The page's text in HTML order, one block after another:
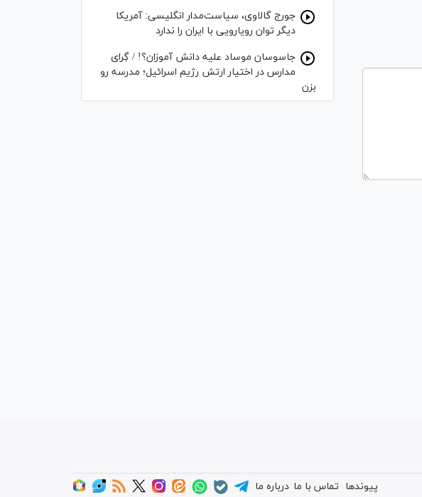
جورج گالاوی، سیاست‌مدار انگلیسی: آمریکا
دیگر توان رویارویی با ایران را ندارد
جاسوسان موساد علیه دانش آموزان؟! / گِرای
مدارس در اختیار ارتش رژیم اسرائیل؛ مدرسه رو
بزن
پیوندها تماس با ما درباره ما